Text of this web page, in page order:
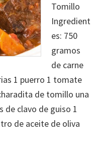
Tomillo
Ingredient
es: 750
gramos
de carne
1 puerro 1 tomate
de tomillo una
de clavo de guiso 1
de aceite de oliva